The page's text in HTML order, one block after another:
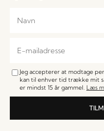
Jeg accepterer at modtage
kan til enhver tid trække mit
er mindst 15 år gammel. Læs